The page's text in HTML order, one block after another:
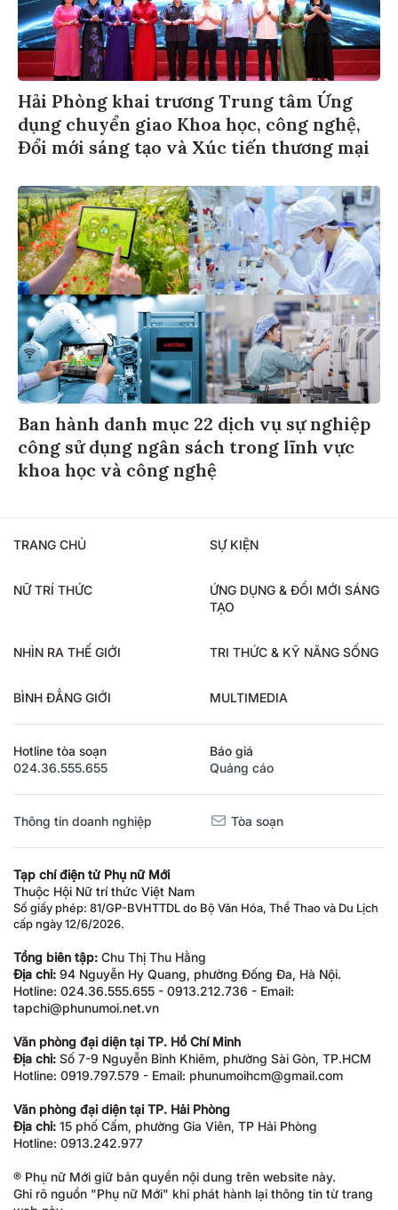
Hải Phòng khai trương Trung tâm Ứng
dụng chuyển giao Khoa học, công nghệ,
Đổi mới sáng tạo và Xúc tiến thương mại
Ban hành danh mục 22 dịch vụ sự nghiệp
công sử dụng ngân sách trong lĩnh vực
khoa học và công nghệ
TRANG CHỦ SỰ KIỆN
NỮ TRÍ THỨC
ỨNG DỤNG & ĐỔI MỚI SÁNG
TẠO
NHÌN RA THẾ GIỚI TRI THỨC & KỸ NĂNG SỐNG
BÌNH ĐẲNG GIỚI MULTIMEDIA
Hotline tòa soạn
024.36.555.655
Báo giá
Quảng cáo
Thông tin doanh nghiệp Tòa soạn
Tạp chí điện tử Phụ nữ Mới
Thuộc Hội Nữ trí thức Việt Nam
Số giấy phép: 81/GP-BVHTTDL do Bộ Văn Hóa, Thể Thao và Du Lịch
cấp ngày 12/6/2026.
Tổng biên tập: Chu Thị Thu Hằng
Địa chỉ: 94 Nguyễn Hy Quang, phường Đống Đa, Hà Nội.
Hotline: 024.36.555.655 - 0913.212.736 - Email:
tapchi@phunumoi.net.vn
Văn phòng đại diện tại TP. Hồ Chí Minh
Địa chỉ: Số 7-9 Nguyễn Bỉnh Khiêm, phường Sài Gòn, TP.HCM
Hotline: 0919.797.579 - Email: phunumoihcm@gmail.com
Văn phòng đại diện tại TP. Hải Phòng
Địa chỉ: 15 phố Cấm, phường Gia Viên, TP Hải Phòng
Hotline: 0913.242.977
® Phụ nữ Mới giữ bản quyền nội dung trên website này.
Ghi rõ nguồn "Phụ nữ Mới" khi phát hành lại thông tin từ trang